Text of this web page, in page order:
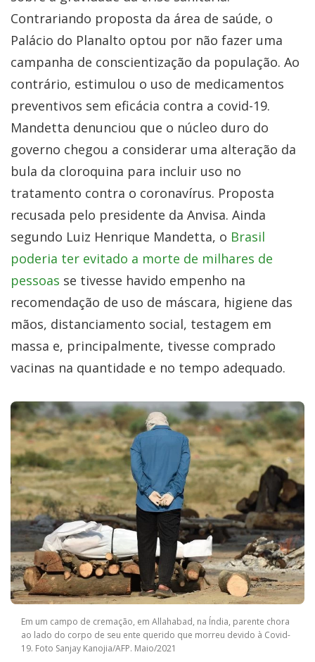
Contrariando proposta da área de saúde, o
Palácio do Planalto optou por não fazer uma
campanha de conscientização da população. Ao
contrário, estimulou o uso de medicamentos
preventivos sem eficácia contra a covid-19.
Mandetta denunciou que o núcleo duro do
governo chegou a considerar uma alteração da
bula da cloroquina para incluir uso no
tratamento contra o coronavírus. Proposta
recusada pelo presidente da Anvisa. Ainda
segundo Luiz Henrique Mandetta, o Brasil
poderia ter evitado a morte de milhares de
pessoas se tivesse havido empenho na
recomendação de uso de máscara, higiene das
mãos, distanciamento social, testagem em
massa e, principalmente, tivesse comprado
vacinas na quantidade e no tempo adequado.
Em um campo de cremação, em Allahabad, na Índia, parente chora
ao lado do corpo de seu ente querido que morreu devido à Covid-
19. Foto Sanjay Kanojia/AFP. Maio/2021